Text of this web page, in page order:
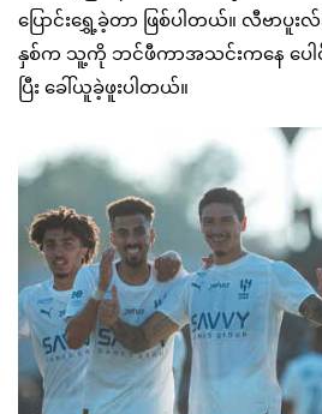
ပြောင်းရွှေ့ခဲ့တာ ဖြစ်ပါတယ်။ လီဗာ
နှစ်က သူ့ကို ဘင်ဖီကာအသင်းကနေ ပေါ
ပြီး ခေါ်ယူခဲ့ဖူးပါတယ်။